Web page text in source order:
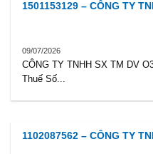
1501153129 – CÔNG TY
09/07/2026
CÔNG TY TNHH SX TM DV
Thuế Số...
1102087562 – CÔNG TY